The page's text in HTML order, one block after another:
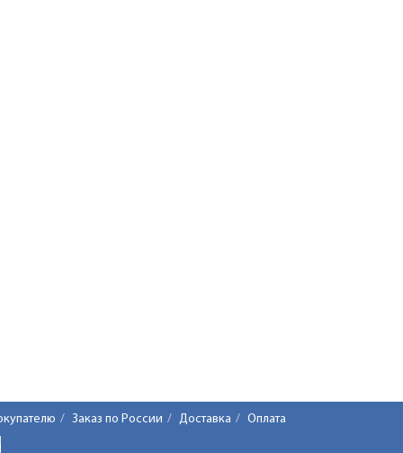
Заказ по России Доставка Оплата